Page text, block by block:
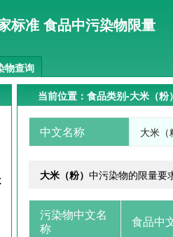
标准 食品中污染物限量
物查询
当前位置：食品类别-大米（粉）
中文名称 大米（
大米（粉）中污染物的限量要
污染物中文名
称
食品中